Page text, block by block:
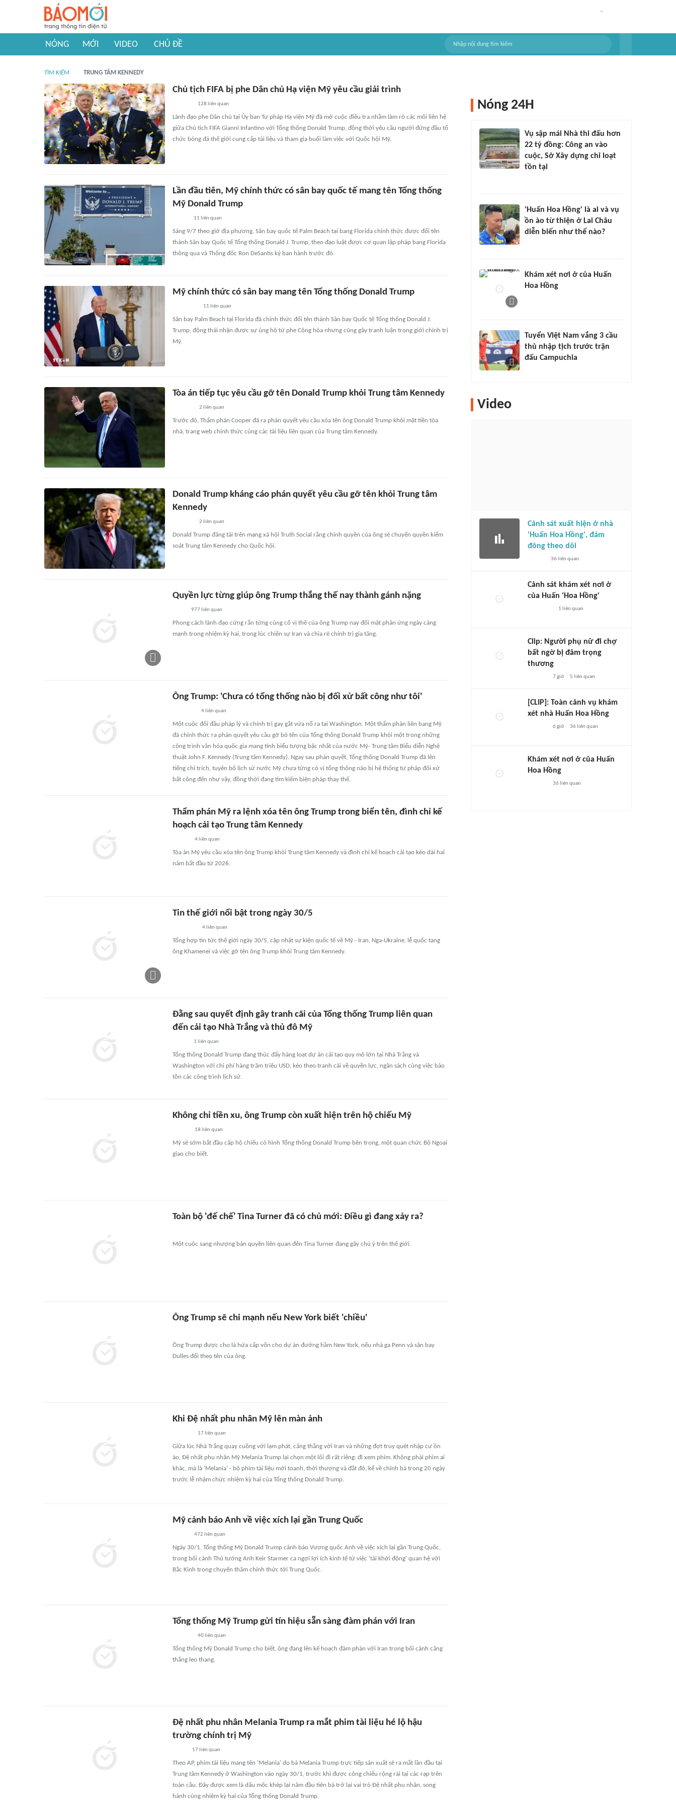
NÓNG MỚI VIDEO CHỦ ĐỀ
TÌM KIẾM TRUNG TÂM KENNEDY
Chủ tịch FIFA bị phe Dân chủ Hạ viện Mỹ yêu cầu giải trình
128 liên quan
Lãnh đạo phe Dân chủ tại Ủy ban Tư pháp Hạ viện Mỹ đã mở cuộc điều tra nhằm làm rõ các mối liên hệ
giữa Chủ tịch FIFA Gianni Infantino với Tổng thống Donald Trump, đồng thời yêu cầu người đứng đầu tổ
chức bóng đá thế giới cung cấp tài liệu và tham gia buổi làm việc với Quốc hội Mỹ.
Lần đầu tiên, Mỹ chính thức có sân bay quốc tế mang tên Tổng thống
Mỹ Donald Trump
11 liên quan
Sáng 9/7 theo giờ địa phương, Sân bay quốc tế Palm Beach tại bang Florida chính thức được đổi tên
thành Sân bay Quốc tế Tổng thống Donald J. Trump, theo đạo luật được cơ quan lập pháp bang Florida
thông qua và Thống đốc Ron DeSantis ký ban hành trước đó.
Mỹ chính thức có sân bay mang tên Tổng thống Donald Trump
11 liên quan
Sân bay Palm Beach tại Florida đã chính thức đổi tên thành Sân bay Quốc tế Tổng thống Donald J.
Trump, động thái nhận được sự ủng hộ từ phe Cộng hòa nhưng cũng gây tranh luận trong giới chính trị
Mỹ.
Tòa án tiếp tục yêu cầu gỡ tên Donald Trump khỏi Trung tâm Kennedy
2 liên quan
Trước đó, Thẩm phán Cooper đã ra phán quyết yêu cầu xóa tên ông Donald Trump khỏi mặt tiền tòa
nhà, trang web chính thức cùng các tài liệu liên quan của Trung tâm Kennedy.
Donald Trump kháng cáo phán quyết yêu cầu gỡ tên khỏi Trung tâm
Kennedy
2 liên quan
Donald Trump đăng tải trên mạng xã hội Truth Social rằng chính quyền của ông sẽ chuyển quyền kiểm
soát Trung tâm Kennedy cho Quốc hội.
Quyền lực từng giúp ông Trump thắng thế nay thành gánh nặng
977liên quan
Phong cách lãnh đạo cứng rắn từng củng cố vị thế của ông Trump nay đối mặt phản ứng ngày càng
mạnh trong nhiệm kỳ hai, trong lúc chiến sự Iran và chia rẽ chính trị gia tăng.
Ông Trump: 'Chưa có tổng thống nào bị đối xử bất công như tôi'
4 liên quan
Một cuộc đối đầu pháp lý và chính trị gay gắt vừa nổ ra tại Washington. Một thẩm phán liên bang Mỹ
đã chính thức ra phán quyết yêu cầu gỡ bỏ tên của Tổng thống Donald Trump khỏi một trong những
công trình văn hóa quốc gia mang tính biểu tượng bậc nhất của nước Mỹ- Trung tâm Biểu diễn Nghệ
thuật John F. Kennedy (Trung tâm Kennedy). Ngay sau phán quyết, Tổng thống Donald Trump đã lên
tiếng chỉ trích, tuyên bố lịch sử nước Mỹ chưa từng có vị tổng thống nào bị hệ thống tư pháp đối xử
bất công đến như vậy, đồng thời đang tìm kiếm biện pháp thay thế.
Thẩm phán Mỹ ra lệnh xóa tên ông Trump trong biển tên, đình chỉ kế
hoạch cải tạo Trung tâm Kennedy
4 liên quan
Tòa án Mỹ yêu cầu xóa tên ông Trump khỏi Trung tâm Kennedy và đình chỉ kế hoạch cải tạo kéo dài hai
năm bắt đầu từ 2026.
Tin thế giới nổi bật trong ngày 30/5
4liên quan
Tổng hợp tin tức thế giới ngày 30/5, cập nhật sự kiện quốc tế về Mỹ - Iran, Nga-Ukraine, lễ quốc tang
ông Khamenei và việc gỡ tên ông Trump khỏi Trung tâm Kennedy.
Đằng sau quyết định gây tranh cãi của Tổng thống Trump liên quan
đến cải tạo Nhà Trắng và thủ đô Mỹ
1 liên quan
Tổng thống Donald Trump đang thúc đẩy hàng loạt dự án cải tạo quy mô lớn tại Nhà Trắng và
Washington với chi phí hàng trăm triệu USD, kéo theo tranh cãi về quyền lực, ngân sách cùng việc bảo
tồn các công trình lịch sử.
Không chỉ tiền xu, ông Trump còn xuất hiện trên hộ chiếu Mỹ
18 liên quan
Mỹ sẽ sớm bắt đầu cấp hộ chiếu có hình Tổng thống Donald Trump bên trong, một quan chức Bộ Ngoại
giao cho biết.
Toàn bộ 'đế chế' Tina Turner đã có chủ mới: Điều gì đang xảy ra?
Một cuộc sang nhượng bản quyền liên quan đến Tina Turner đang gây chú ý trên thế giới.
Ông Trump sẽ chi mạnh nếu New York biết 'chiều'
Ông Trump được cho là hứa cấp vốn cho dự án đường hầm New York, nếu nhà ga Penn và sân bay
Dulles đổi theo tên của ông.
Khi Đệ nhất phu nhân Mỹ lên màn ảnh
17liên quan
Giữa lúc Nhà Trắng quay cuồng với lạm phát, căng thẳng với Iran và những đợt truy quét nhập cư ồn
ào, Đệ nhất phu nhân Mỹ Melania Trump lại chọn một lối đi rất riêng: đi xem phim. Không phải phim ai
khác, mà là 'Melania' - bộ phim tài liệu mới toanh, thời thượng và đắt đỏ, kể về chính bà trong 20 ngày
trước lễ nhậm chức nhiệm kỳ hai của Tổng thống Donald Trump.
Mỹ cảnh báo Anh về việc xích lại gần Trung Quốc
472 liên quan
Ngày 30/1, Tổng thống Mỹ Donald Trump cảnh báo Vương quốc Anh về việc xích lại gần Trung Quốc,
trong bối cảnh Thủ tướng Anh Keir Starmer ca ngợi lợi ích kinh tế từ việc 'tái khởi động' quan hệ với
Bắc Kinh trong chuyến thăm chính thức tới Trung Quốc.
Tổng thống Mỹ Trump gửi tín hiệu sẵn sàng đàm phán với Iran
40liên quan
Tổng thống Mỹ Donald Trump cho biết, ông đang lên kế hoạch đàm phán với Iran trong bối cảnh căng
thẳng leo thang.
Đệ nhất phu nhân Melania Trump ra mắt phim tài liệu hé lộ hậu
trường chính trị Mỹ
17 liên quan
Theo AP, phim tài liệu mang tên 'Melania' do bà Melania Trump trực tiếp sản xuất sẽ ra mắt lần đầu tại
Trung tâm Kennedy ở Washington vào ngày 30/1, trước khi được công chiếu rộng rãi tại các rạp trên
toàn cầu. Đây được xem là dấu mốc khép lại năm đầu tiên bà trở lại vai trò Đệ nhất phu nhân, song
hành cùng nhiệm kỳ hai của Tổng thống Donald Trump.
Nóng 24H
Vụ sập mái Nhà thi đấu hơn
22 tỷ đồng: Công an vào
cuộc, Sở Xây dựng chỉ loạt
tồn tại
'Huấn Hoa Hồng' là ai và vụ
ồn ào từ thiện ở Lai Châu
diễn biến như thế nào?
Khám xét nơi ở của Huấn
Hoa Hồng
Tuyển Việt Nam vắng 3 cầu
thủ nhập tịch trước trận
đấu Campuchia
Video
Cảnh sát xuất hiện ở nhà
'Huấn Hoa Hồng', đám
đông theo dõi
36 liên quan
Cảnh sát khám xét nơi ở
của Huấn 'Hoa Hồng'
1 liên quan
Clip: Người phụ nữ đi chợ
bất ngờ bị đâm trọng
thương
7 giờ 5 liên quan
[CLIP]: Toàn cảnh vụ khám
xét nhà Huấn Hoa Hồng
6 giờ 36 liên quan
Khám xét nơi ở của Huấn
Hoa Hồng
36 liên quan